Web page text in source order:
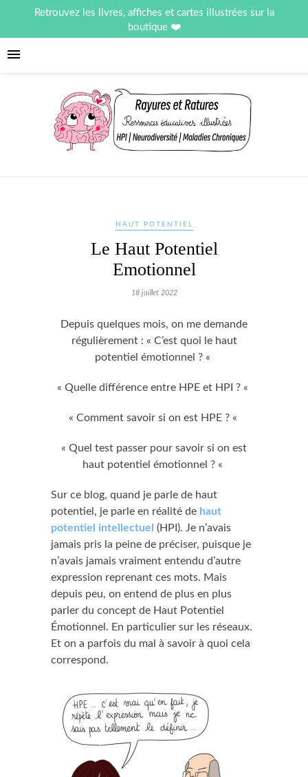
Retrouvez les livres, affiches et cartes illustrées sur la
boutique
HAUT POTENTIEL
Le Haut Potentiel
Emotionnel
18 juillet 2022
Depuis quelques mois, on me demande
régulièrement : « C’est quoi le haut
potentiel émotionnel ? «
« Quelle différence entre HPE et HPI ? «
« Comment savoir si on est HPE ? «
« Quel test passer pour savoir si on est
haut potentiel émotionnel ? «
Sur ce blog, quand je parle de haut
potentiel, je parle en réalité de haut
potentiel intellectuel (HPI). Je n’avais
jamais pris la peine de préciser, puisque je
n’avais jamais vraiment entendu d’autre
expression reprenant ces mots. Mais
depuis peu, on entend de plus en plus
parler du concept de Haut Potentiel
Émotionnel. En particulier sur les réseaux.
Et on a parfois du mal à savoir à quoi cela
correspond.